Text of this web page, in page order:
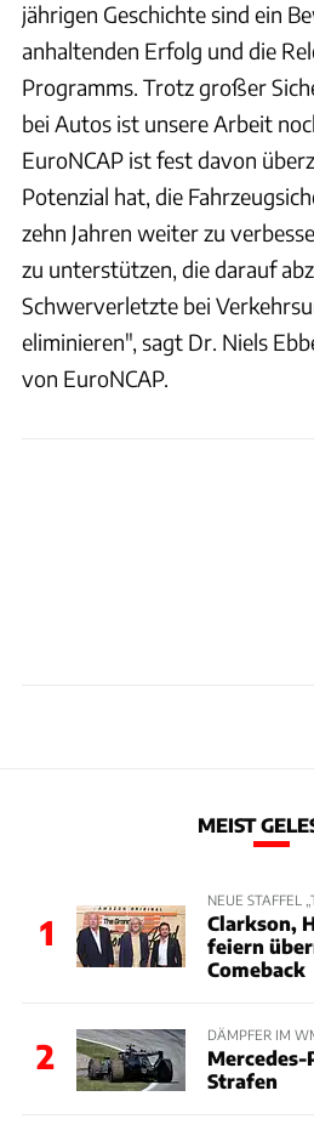
jährigen Geschichte sind ein
anhaltenden Erfolg und die
Programms. Trotz großer
bei Autos ist unsere Arbeit
EuroNCAP ist fest davon
Potenzial hat, die
zehn Jahren weiter zu
zu unterstützen, die darauf
Schwerverletzte bei
eliminieren", sagt Dr. Niels
von EuroNCAP.
MEIST
1
NEUE STAFFEL
Clarkson,
feiern
Comeback
2
DÄMPFER IM
Strafen